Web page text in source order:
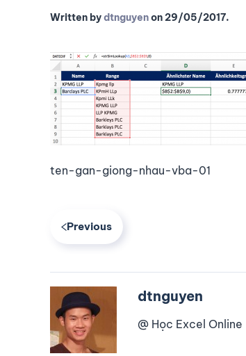
Written bydtnguyenon29/05/2017.
ten-gan-giong-nhau-vba-01
Previous
dtnguyen
@ Học Excel